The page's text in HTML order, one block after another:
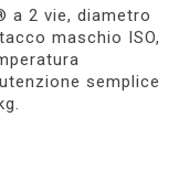
a 2 vie, diametro
maschio ISO,
semplice